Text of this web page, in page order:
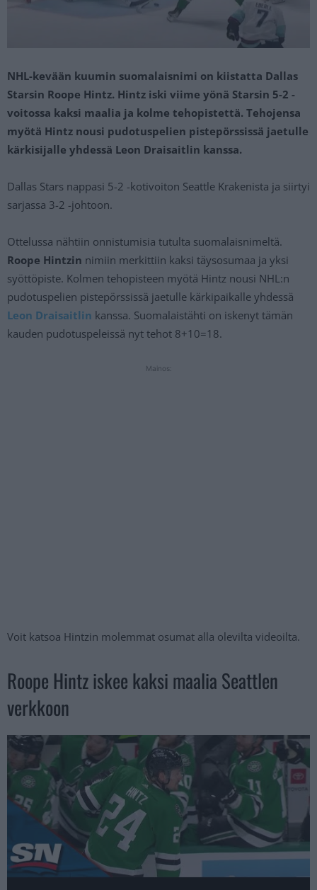
NHL-kevään kuumin suomalaisnimi on kiistatta Dallas
Starsin Roope Hintz. Hintz iski viime yönä Starsin 5-2 -
voitossa kaksi maalia ja kolme tehopistettä. Tehojensa
myötä Hintz nousi pudotuspelien pistepörssissä jaetulle
kärkisijalle yhdessä Leon Draisaitlin kanssa.
Dallas Stars nappasi 5-2 -kotivoiton Seattle Krakenista ja siirtyi
sarjassa 3-2 -johtoon.
Ottelussa nähtiin onnistumisia tutulta suomalaisnimeltä.
Roope Hintzin nimiin merkittiin kaksi täysosumaa ja yksi
syöttöpiste. Kolmen tehopisteen myötä Hintz nousi NHL:n
pudotuspelien pistepörssissä jaetulle kärkipaikalle yhdessä
Leon Draisaitlin kanssa. Suomalaistähti on iskenyt tämän
kauden pudotuspeleissä nyt tehot 8+10=18.
Mainos:
Voit katsoa Hintzin molemmat osumat alla olevilta videoilta.
Roope Hintz iskee kaksi maalia Seattlen
verkkoon